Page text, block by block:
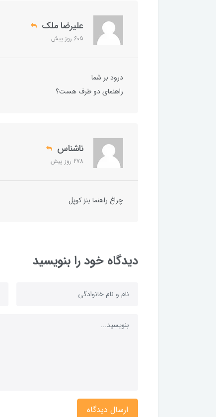
علیرضا ملک
605 روز پیش
درود بر شما
راهنمای دو طرف هست؟
ناشناس
278 روز پیش
چراغ راهنما بنز کوپل
دیدگاه خود را بنویسید
ارسال دیدگاه